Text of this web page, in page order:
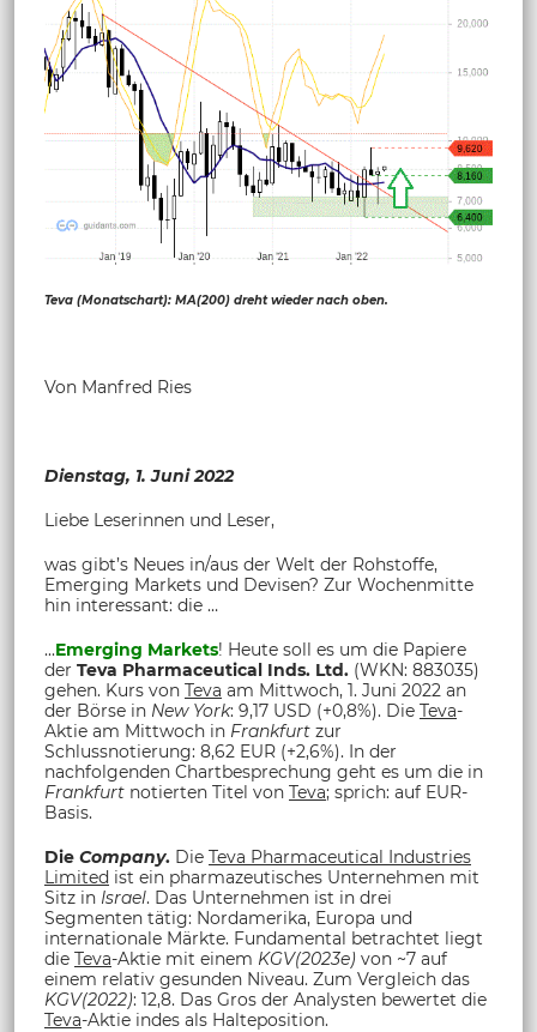
Teva (Monatschart): MA(200) dreht wieder nach oben.
Von Manfred Ries
Dienstag, 1. Juni 2022
Liebe Leserinnen und Leser,
was gibt’s Neues in/aus der Welt der Rohstoffe,
Emerging Markets und Devisen? Zur Wochenmitte
hin interessant: die …
...Emerging Markets! Heute soll es um die Papiere
der Teva Pharmaceutical Inds. Ltd. (WKN: 883035)
gehen. Kurs von Teva am Mittwoch, 1. Juni 2022 an
der Börse in New York: 9,17 USD (+0,8%). Die Teva-
Aktie am Mittwoch in Frankfurt zur
Schlussnotierung: 8,62 EUR (+2,6%). In der
nachfolgenden Chartbesprechung geht es um die in
Frankfurt notierten Titel von Teva; sprich: auf EUR-
Basis.
Die Company. Die Teva Pharmaceutical Industries
Limited ist ein pharmazeutisches Unternehmen mit
Sitz in Israel. Das Unternehmen ist in drei
Segmenten tätig: Nordamerika, Europa und
internationale Märkte. Fundamental betrachtet liegt
die Teva-Aktie mit einem KGV(2023e) von ~7 auf
einem relativ gesunden Niveau. Zum Vergleich das
KGV(2022): 12,8. Das Gros der Analysten bewertet die
Teva-Aktie indes als Halteposition.